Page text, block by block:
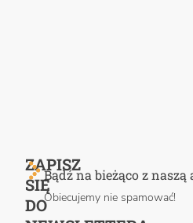
ZAPISZ
SIĘ
DO
Bądź na bieżąco z
Obiecujemy nie spamować!